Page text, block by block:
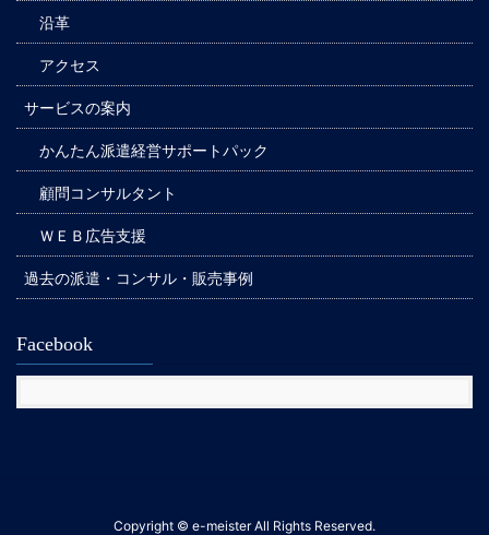
沿革
アクセス
サービスの案内
かんたん派遣経営サポートパック
顧問コンサルタント
ＷＥＢ広告支援
過去の派遣・コンサル・販売事例
Facebook
Copyright © e-meister All Rights Reserved.